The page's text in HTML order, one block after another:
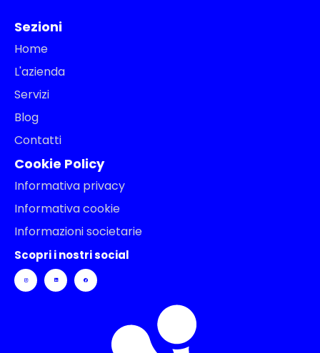
Sezioni
Home
L'azienda
Servizi
Blog
Contatti
Cookie Policy
Informativa privacy
Informativa cookie
Informazioni societarie
Scopri i nostri social